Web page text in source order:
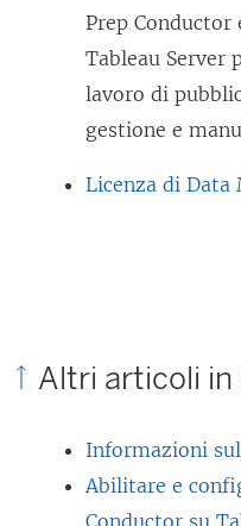
Prep Conductor
Tableau Server
lavoro di
gestione e
Licenza di Data
Altri articoli in
Informazioni
Abilitare e
Conductor su